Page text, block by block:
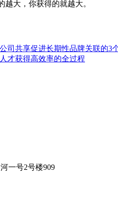
大，你获得的就越大。
司共享促进长期性品牌关联的3
才获得高效率的全过程
一号2号楼909